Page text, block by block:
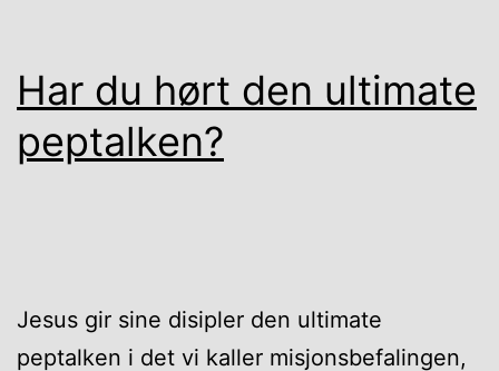
Har du hørt den ultimate
peptalken?
Jesus gir sine disipler den ultimate
peptalken i det vi kaller misjonsbefalingen,